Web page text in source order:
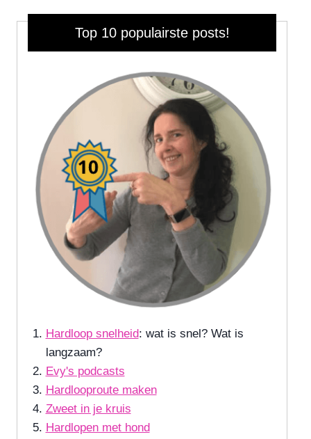
Top 10 populairste posts!
Hardloop snelheid: wat is snel? Wat is
langzaam?
Evy's podcasts
Hardlooproute maken
Zweet in je kruis
Hardlopen met hond